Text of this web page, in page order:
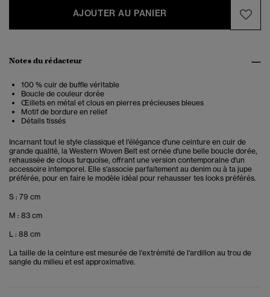
AJOUTER AU PANIER
Notes du rédacteur
100 % cuir de buffle véritable
Boucle de couleur dorée
Œillets en métal et clous en pierres précieuses bleues
Motif de bordure en relief
Détails tissés
Incarnant tout le style classique et l'élégance d'une ceinture en cuir de
grande qualité, la Western Woven Belt est ornée d'une belle boucle dorée,
rehaussée de clous turquoise, offrant une version contemporaine d'un
accessoire intemporel. Elle s'associe parfaitement au denim ou à ta jupe
préférée, pour en faire le modèle idéal pour rehausser tes looks préférés.
S : 79 cm
M : 83 cm
L : 88 cm
La taille de la ceinture est mesurée de l'extrémité de l'ardillon au trou de
sangle du milieu et est approximative.